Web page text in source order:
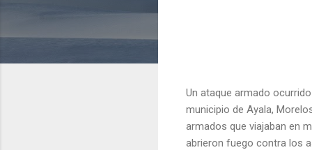
Un ataque armado
municipio de Ayala,
armados que viajaban en
abrieron fuego contra los